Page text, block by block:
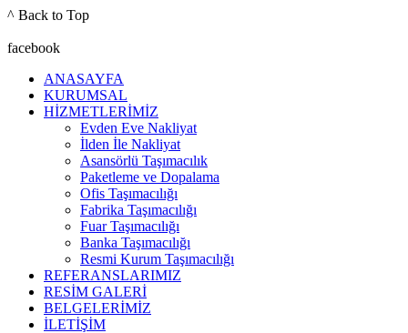
^ Back to Top
facebook
ANASAYFA
KURUMSAL
HİZMETLERİMİZ
Evden Eve Nakliyat
İlden İle Nakliyat
Asansörlü Taşımacılık
Paketleme ve Dopalama
Ofis Taşımacılığı
Fabrika Taşımacılığı
Fuar Taşımacılığı
Banka Taşımacılığı
Resmi Kurum Taşımacılığı
REFERANSLARIMIZ
RESİM GALERİ
BELGELERİMİZ
İLETİŞİM